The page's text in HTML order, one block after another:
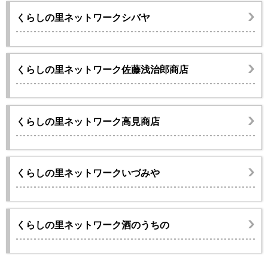
くらしの里ネットワークシバヤ
くらしの里ネットワーク佐藤浅治郎商店
くらしの里ネットワーク高見商店
くらしの里ネットワークいづみや
くらしの里ネットワーク酒のうちの